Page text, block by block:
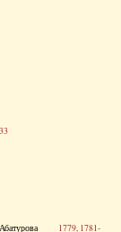
Абатурова 1779, 1781-